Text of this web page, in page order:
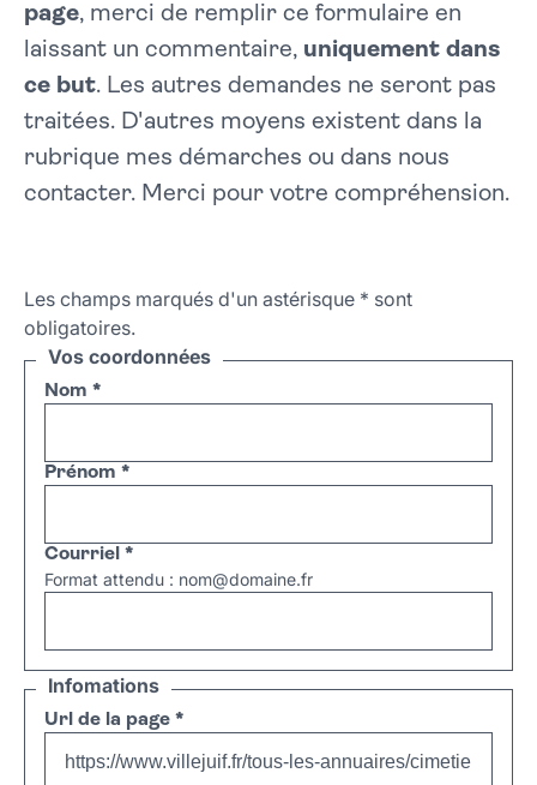
page, merci de remplir ce formulaire en
laissant un commentaire, uniquement dans
ce but. Les autres demandes ne seront pas
traitées. D'autres moyens existent dans la
rubrique mes démarches ou dans nous
contacter. Merci pour votre compréhension.
Les champs marqués d'un astérisque * sont
obligatoires.
Vos coordonnées
Nom *
Prénom *
Courriel *
Format attendu : nom@domaine.fr
Infomations
Url de la page *